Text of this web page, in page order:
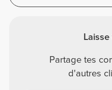
Partage tes
d'autres